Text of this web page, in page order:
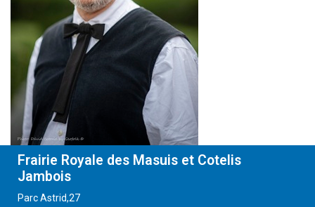
Frairie Royale des Masuis et Cotelis
Jambois
Parc Astrid,27